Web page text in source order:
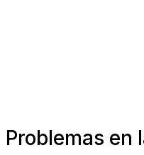
Problemas en